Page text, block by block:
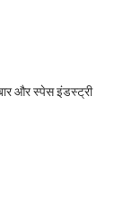
और स्पेस इंडस्ट्री